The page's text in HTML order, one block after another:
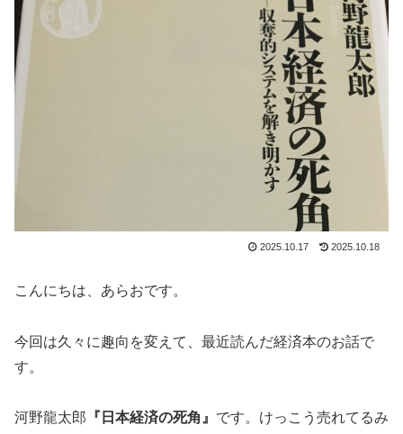
2025.10.17 2025.10.18
こんにちは、あらおです。
今回は久々に趣向を変えて、最近読んだ経済本のお話で
す。
河野龍太郎 『日本経済の死角』 です。けっこう売れてるみ